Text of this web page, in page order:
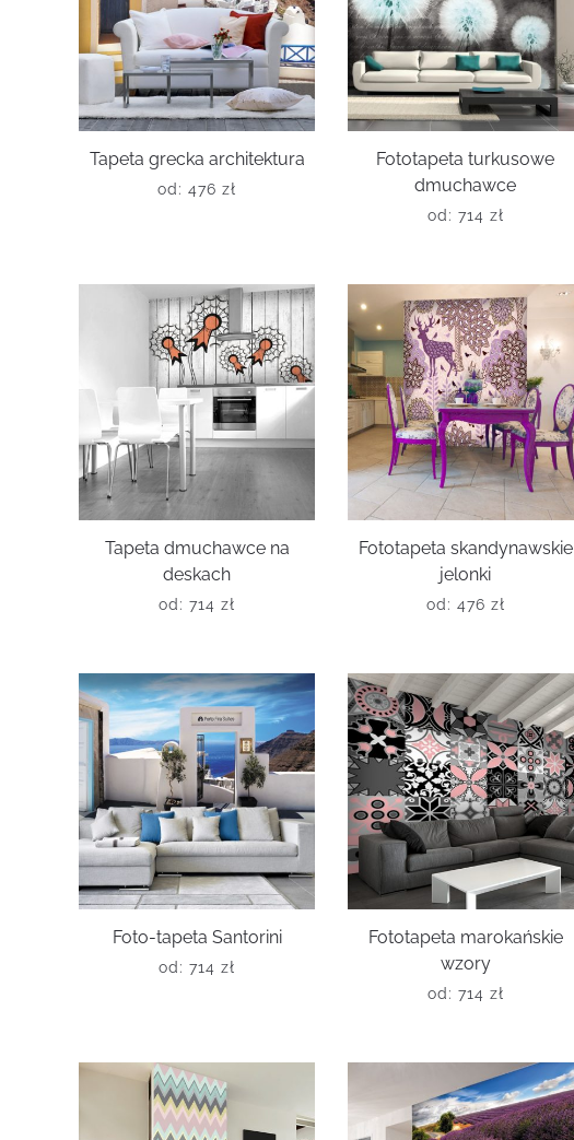
Tapeta grecka architektura
od: 476 zł
Fototapeta turkusowe
dmuchawce
od: 714 zł
Tapeta dmuchawce na
deskach
od: 714 zł
Fototapeta skandynawskie
jelonki
od: 476 zł
Foto-tapeta Santorini
od: 714 zł
Fototapeta marokańskie
wzory
od: 714 zł